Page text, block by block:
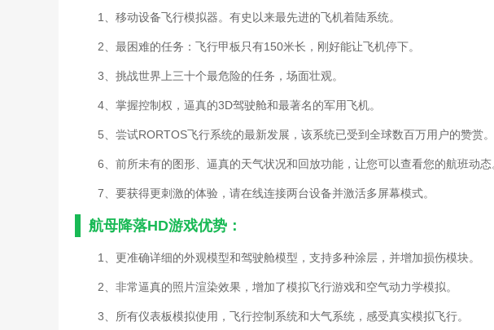
1、移动设备飞行模拟器。有史以来最先进的飞机着陆系统。
2、最困难的任务：飞行甲板只有150米长，刚好能让飞机停下。
3、挑战世界上三十个最危险的任务，场面壮观。
4、掌握控制权，逼真的3D驾驶舱和最著名的军用飞机。
5、尝试RORTOS飞行系统的最新发展，该系统已受到全球数百万用户的赞赏。
6、前所未有的图形、逼真的天气状况和回放功能，让您可以查看您的航班动态
7、要获得更刺激的体验，请在线连接两台设备并激活多屏幕模式。
航母降落HD游戏优势：
1、更准确详细的外观模型和驾驶舱模型，支持多种涂层，并增加损伤模块。
2、非常逼真的照片渲染效果，增加了模拟飞行游戏和空气动力学模拟。
3、所有仪表板模拟使用，飞行控制系统和大气系统，感受真实模拟飞行。